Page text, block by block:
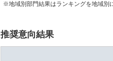
※地域別部門結果はランキングを地域別
推奨意向結果